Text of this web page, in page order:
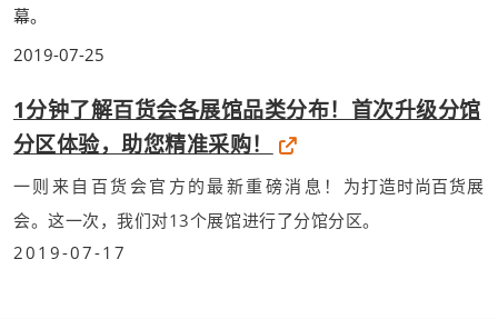
幕。
2019-07-25
1分钟了解百货会各展馆品类分布！首次升级分馆
分区体验，助您精准采购！
一则来自百货会官方的最新重磅消息！ 为打造时尚百货展
会。这一次，我们对13个展馆进行了分馆分区。
2019-07-17